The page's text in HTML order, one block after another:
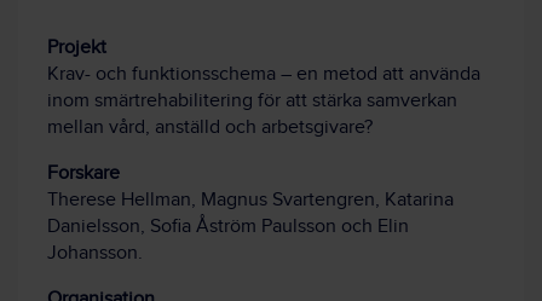
Projekt
Krav- och funktionsschema – en metod att använda
inom smärtrehabilitering för att stärka samverkan
mellan vård, anställd och arbetsgivare?
Forskare
Therese Hellman, Magnus Svartengren, Katarina
Danielsson, Sofia Åström Paulsson och Elin
Johansson.